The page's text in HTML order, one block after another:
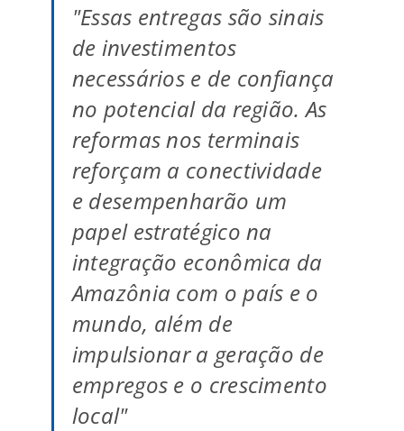
"Essas entregas são sinais
de investimentos
necessários e de confiança
no potencial da região. As
reformas nos terminais
reforçam a conectividade
e desempenharão um
papel estratégico na
integração econômica da
Amazônia com o país e o
mundo, além de
impulsionar a geração de
empregos e o crescimento
local"